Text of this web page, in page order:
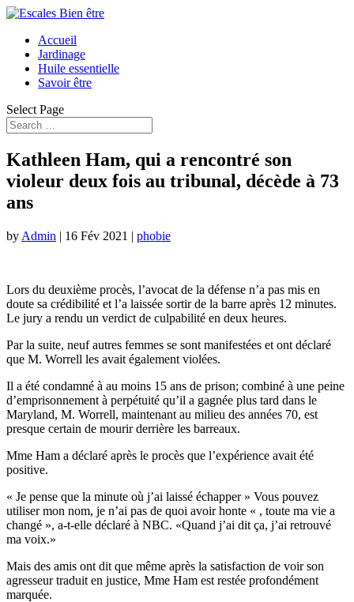
Accueil
Jardinage
Huile essentielle
Savoir être
Select Page
Kathleen Ham, qui a rencontré son
violeur deux fois au tribunal, décède à 73
ans
by Admin | 16 Fév 2021 | phobie
Lors du deuxième procès, l’avocat de la défense n’a pas mis en
doute sa crédibilité et l’a laissée sortir de la barre après 12 minutes.
Le jury a rendu un verdict de culpabilité en deux heures.
Par la suite, neuf autres femmes se sont manifestées et ont déclaré
que M. Worrell les avait également violées.
Il a été condamné à au moins 15 ans de prison; combiné à une peine
d’emprisonnement à perpétuité qu’il a gagnée plus tard dans le
Maryland, M. Worrell, maintenant au milieu des années 70, est
presque certain de mourir derrière les barreaux.
Mme Ham a déclaré après le procès que l’expérience avait été
positive.
« Je pense que la minute où j’ai laissé échapper » Vous pouvez
utiliser mon nom, je n’ai pas de quoi avoir honte « , toute ma vie a
changé », a-t-elle déclaré à NBC. «Quand j’ai dit ça, j’ai retrouvé
ma voix.»
Mais des amis ont dit que même après la satisfaction de voir son
agresseur traduit en justice, Mme Ham est restée profondément
marquée.